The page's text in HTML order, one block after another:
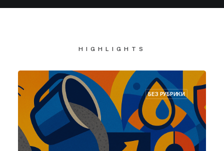
HIGHLIGHTS
БЕЗ РУБРИКИ